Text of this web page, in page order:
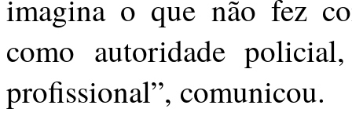
imagina o que não fez
como autoridade
profissional”, comunicou.